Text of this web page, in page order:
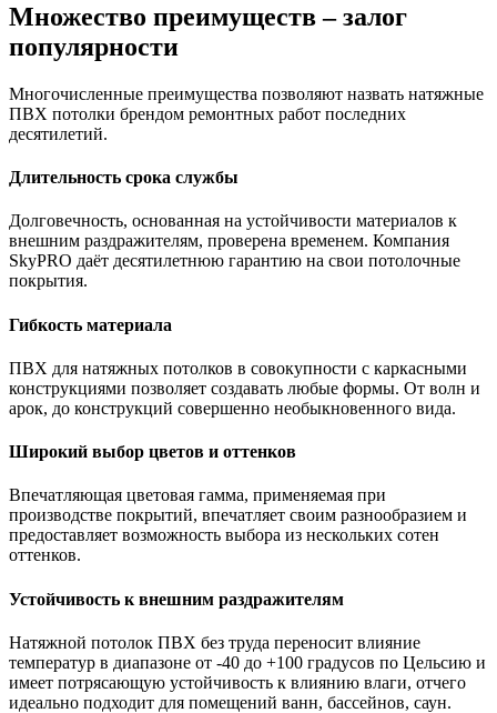
Множество преимуществ– залог
популярности
Многочисленные преимущества позволяют назвать натяжные
ПВХ потолки брендом ремонтных работ последних
десятилетий.
Длительность срока службы
Долговечность, основанная на устойчивости материалов к
внешним раздражителям, проверена временем. Компания
SkyPRO даёт десятилетнюю гарантию на свои потолочные
покрытия.
Гибкость материала
ПВХ для натяжных потолков в совокупности с каркасными
конструкциями позволяет создавать любые формы. От волн и
арок, до конструкций совершенно необыкновенного вида.
Широкий выбор цветов и оттенков
Впечатляющая цветовая гамма, применяемая при
производстве покрытий, впечатляет своим разнообразием и
предоставляет возможность выбора из нескольких сотен
оттенков.
Устойчивость к внешним раздражителям
Натяжной потолок ПВХ без труда переносит влияние
температур в диапазоне от -40 до +100 градусов по Цельсию и
имеет потрясающую устойчивость к влиянию влаги, отчего
идеально подходит для помещений ванн, бассейнов, саун.